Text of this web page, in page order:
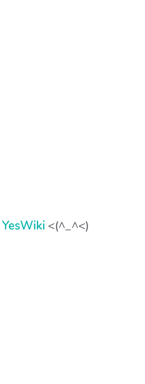
YesWiki <(^_^<)